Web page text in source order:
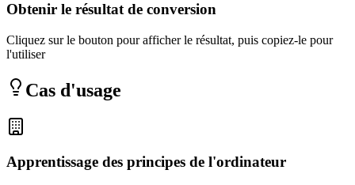
Obtenir le résultat de conversion
Cliquez sur le bouton pour afficher le résultat, puis copiez-le pour
l'utiliser
Cas d'usage
Apprentissage des principes de l'ordinateur